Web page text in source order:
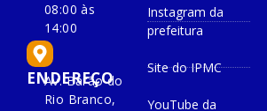
08:00 às
14:00
ENDEREÇO
Av. Barão do
Rio Branco,
Instagram da
prefeitura
Site do IPMC
YouTube da